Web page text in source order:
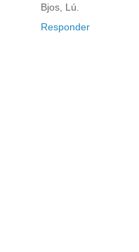
Bjos, Lú.
Responder